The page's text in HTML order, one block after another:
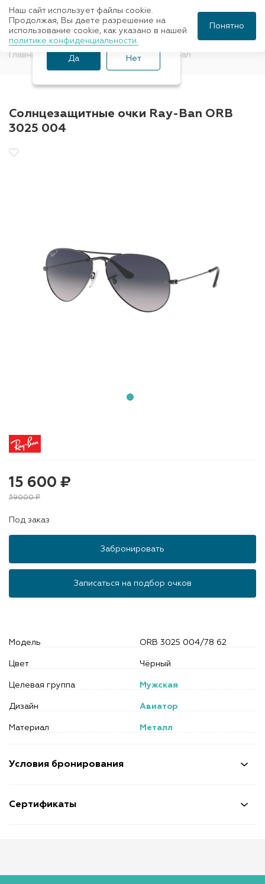
Главная Солнцезащитные очки Ray-Ban
Солнцезащитные очки Ray-Ban ORB
3025 004
Условия бронирования
Сертификаты
15 600 ₽
39000 ₽
Под заказ
Забронировать
Записаться на подбор очков
Модель ORB 3025 004/78 62
Цвет Чёрный
Целевая группа Мужская
Дизайн Авиатор
Материал Металл
Ваш город Санкт-
Петербург?
Да Нет
Наш сайт использует файлы cookie.
Продолжая, Вы даете разрешение на
использование cookie, как указано в нашей
политике конфиденциальности.
Понятно